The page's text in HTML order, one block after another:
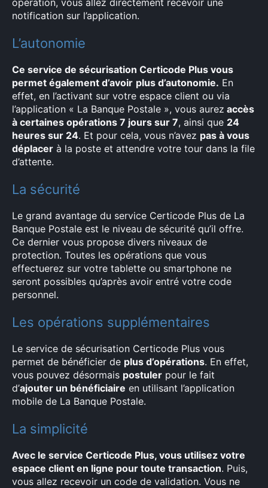
opération, vous allez directement recevoir une
notification sur l’application.
L’autonomie
Ce service de sécurisation Certicode Plus vous
permet également d’avoir plus d’autonomie. En
effet, en l’activant sur votre espace client ou via
l’application « La Banque Postale », vous aurez accès
à certaines opérations 7 jours sur 7, ainsi que 24
heures sur 24. Et pour cela, vous n’avez pas à vous
déplacer à la poste et attendre votre tour dans la file
d’attente.
La sécurité
Le grand avantage du service Certicode Plus de La
Banque Postale est le niveau de sécurité qu’il offre.
Ce dernier vous propose divers niveaux de
protection. Toutes les opérations que vous
effectuerez sur votre tablette ou smartphone ne
seront possibles qu’après avoir entré votre code
personnel.
Les opérations supplémentaires
Le service de sécurisation Certicode Plus vous
permet de bénéficier de plus d’opérations. En effet,
vous pouvez désormais postuler pour le fait
d’ajouter un bénéficiaire en utilisant l’application
mobile de La Banque Postale.
La simplicité
Avec le service Certicode Plus, vous utilisez votre
espace client en ligne pour toute transaction. Puis,
vous allez recevoir un code de validation. Vous ne